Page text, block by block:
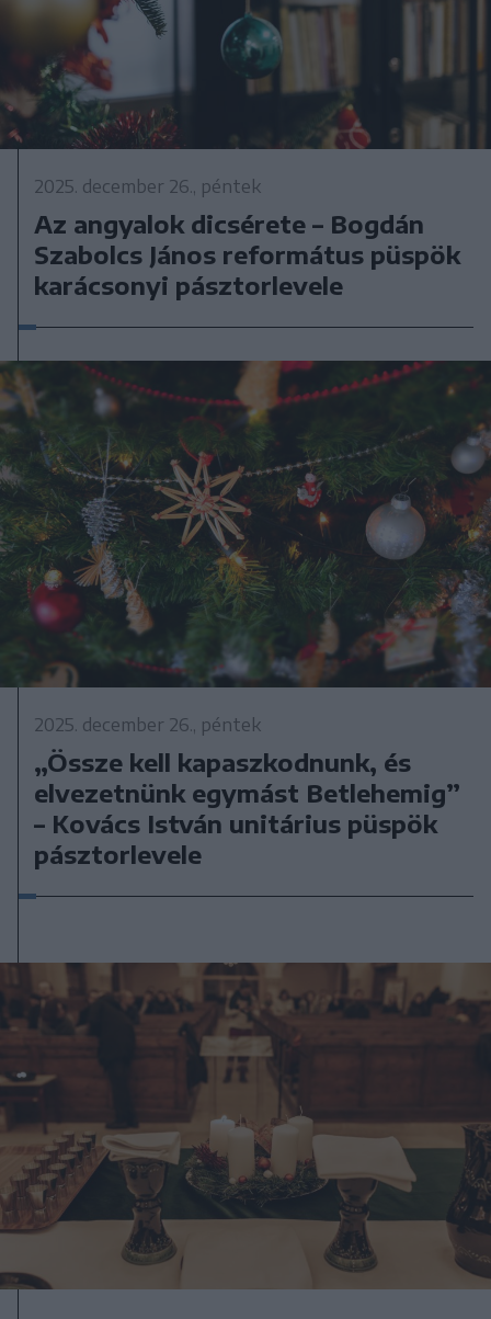
2025. december 26., péntek
Az angyalok dicsérete – Bogdán
Szabolcs János református püspök
karácsonyi pásztorlevele
2025. december 26., péntek
„Össze kell kapaszkodnunk, és
elvezetnünk egymást Betlehemig”
– Kovács István unitárius püspök
pásztorlevele